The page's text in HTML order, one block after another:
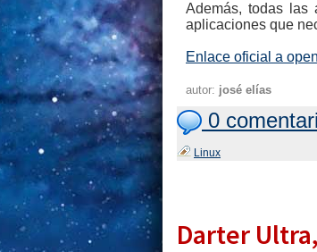
Además, todas las
aplicaciones que
Enlace oficial a
autor: josé elías
0
Linux
Darter